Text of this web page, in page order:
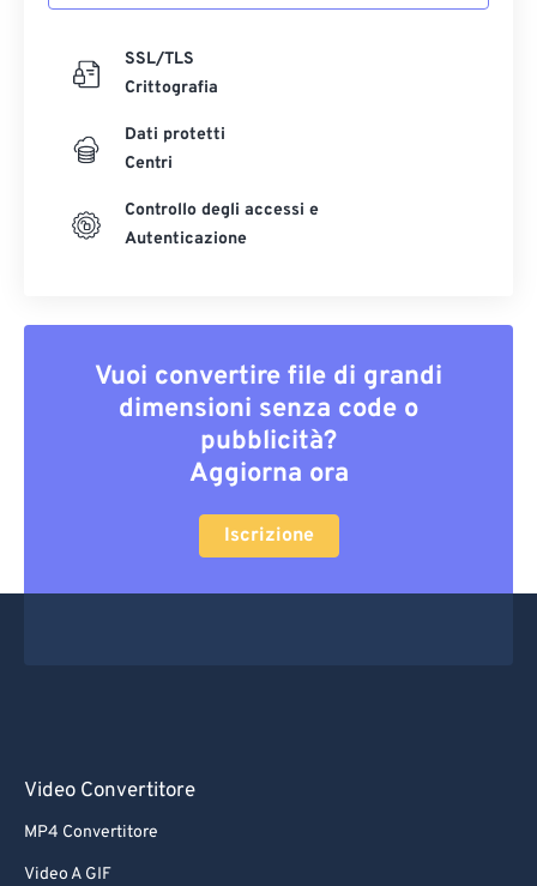
SSL/TLS
Crittografia
Dati protetti
Centri
Controllo degli accessi e
Autenticazione
Vuoi convertire file di grandi
dimensioni senza code o
pubblicità?
Aggiorna ora
Iscrizione
Video Convertitore
MP4 Convertitore
Video A GIF